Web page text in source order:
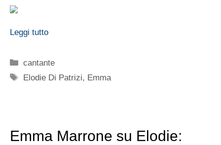
Leggi tutto
Categorie
cantante
Tag
Elodie Di Patrizi, Emma
Emma Marrone su Elodie: